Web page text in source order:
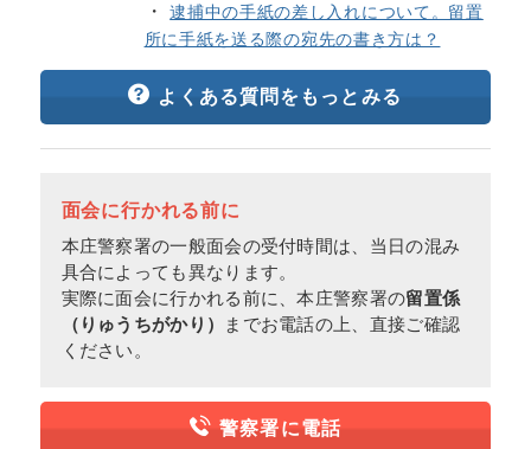
逮捕中の手紙の差し入れについて。留置
所に手紙を送る際の宛先の書き方は？
よくある質問をもっとみる
面会に行かれる前に
本庄警察署の一般面会の受付時間は、当日の混み
具合によっても異なります。
実際に面会に行かれる前に、本庄警察署の留置係
（りゅうちがかり）
までお電話の上、直接ご確認
ください。
警察署に電話